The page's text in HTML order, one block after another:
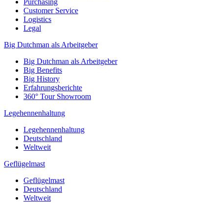
Purchasing
Customer Service
Logistics
Legal
Big Dutchman als Arbeitgeber
Big Dutchman als Arbeitgeber
Big Benefits
Big History
Erfahrungsberichte
360° Tour Showroom
Legehennenhaltung
Legehennenhaltung
Deutschland
Weltweit
Geflügelmast
Geflügelmast
Deutschland
Weltweit